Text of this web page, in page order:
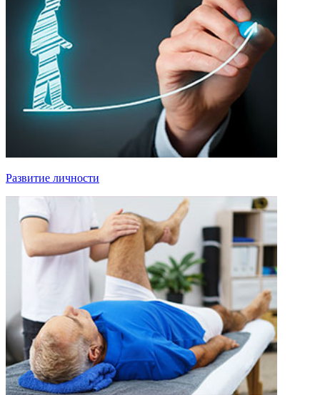
Развитие личности